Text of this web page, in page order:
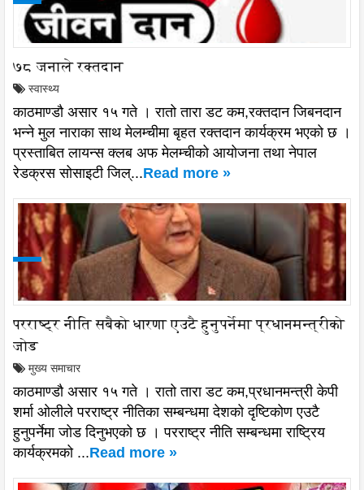
७८ जनाले रक्तदान
स्वास्थ्य
काठमाण्डौ असार १५ गते । रातो तारा डट कम,रक्तदान जिबनदान
भन्ने मुल नाराका साथ मेलम्चीमा बृहत रक्तदान कार्यक्रम भएको छ ।
प्रस्ताबित लायन्स क्लब अफ मेलम्चीको आयोजना तथा नेपाल
रेडक्रस सोसाइटी जिल्...Read more »
परराष्ट्र नीति सबैको धारणा एउटै हुनुपर्नेमा प्रधानमन्त्रीको
जोड
मुख्य समाचार
काठमाण्डौ असार १५ गते । रातो तारा डट कम,प्रधानमन्त्री केपी
शर्मा ओलीले परराष्ट्र नीतिका सम्बन्धमा देशको दृष्टिकोण एउटै
हुनुपर्नेमा जोड दिनुभएको छ । परराष्ट्र नीति सम्बन्धमा राष्ट्रिय
कार्यक्रमको ...Read more »